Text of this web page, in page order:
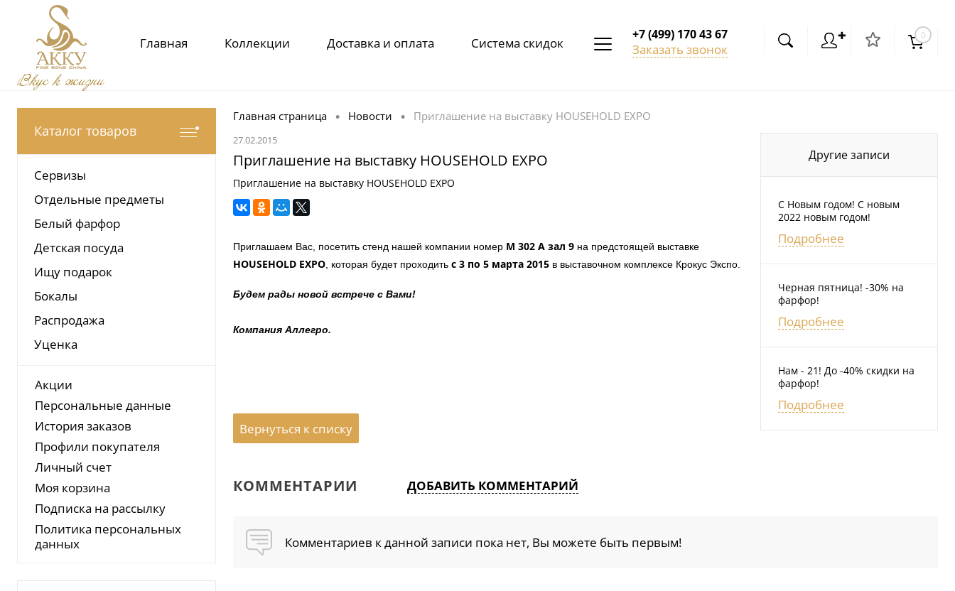
Вкус к жизни
Главная Коллекции Доставка и оплата Система скидок
+7 (499) 170 43 67
Заказать звонок
✚ 0
Каталог товаров
Сервизы
Отдельные предметы
Белый фарфор
Детская посуда
Ищу подарок
Бокалы
Распродажа
Уценка
Акции
Персональные данные
История заказов
Профили покупателя
Личный счет
Моя корзина
Подписка на рассылку
Политика персональных
данных
Главная страница • Новости • Приглашение на выставку HOUSEHOLD EXPO
27.02.2015
Приглашение на выставку HOUSEHOLD EXPO
Приглашение на выставку HOUSEHOLD EXPO
Приглашаем Вас, посетить стенд нашей компании номер М 302 А зал 9 на предстоящей выставке
HOUSEHOLD EXPO, которая будет проходить с 3 по 5 марта 2015 в выставочном комплексе Крокус Экспо.
Будем рады новой встрече с Вами!
Компания Аллегро.
Вернуться к списку
Другие записи
С Новым годом! С новым
2022 новым годом!
Подробнее
Черная пятница! -30% на
фарфор!
Подробнее
Нам - 21! До -40% скидки на
фарфор!
Подробнее
КОММЕНТАРИИ ДОБАВИТЬ КОММЕНТАРИЙ
Комментариев к данной записи пока нет, Вы можете быть первым!